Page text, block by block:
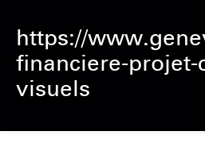
https://
financiere-
visuels